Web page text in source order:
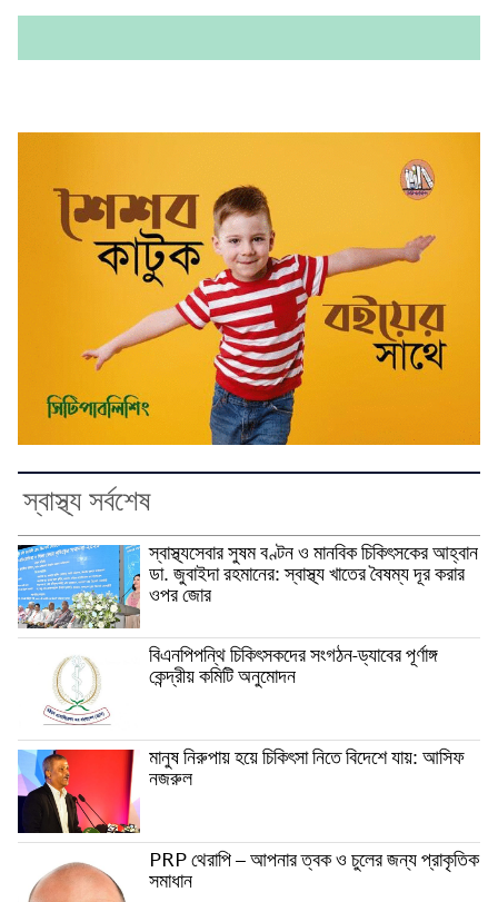
স্বাস্থ্য সর্বশেষ
স্বাস্থ্যসেবার সুষম বণ্টন ও মানবিক চিকিৎসকের আহ্বান
ডা. জুবাইদা রহমানের: স্বাস্থ্য খাতের বৈষম্য দূর করার
ওপর জোর
বিএনপিপন্থি চিকিৎসকদের সংগঠন-ড্যাবের পূর্ণাঙ্গ
কেন্দ্রীয় কমিটি অনুমোদন
মানুষ নিরুপায় হয়ে চিকিৎসা নিতে বিদেশে যায়: আসিফ
নজরুল
PRP থেরাপি – আপনার ত্বক ও চুলের জন্য প্রাকৃতিক
সমাধান